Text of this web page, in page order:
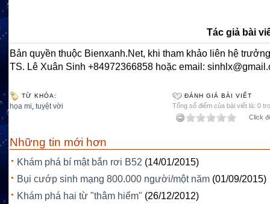
Tác giả bài
Bản quyền thuộc Bienxanh.Net, khi tham khảo liên hệ
TS. Lê Xuân Sinh +84972366858 hoặc email:
TỪ KHÓA:
họa mi, tuyệt vời
ĐÁNH GIÁ BÀI VIẾT
Tổng số điểm của bài viết là: 0
Click
Những tin mới hơn
Khám phá bí mật bắn rơi B52 (14/01/2015)
Bụi cướp sinh mạng 800.000 người/một năm (01/09/2015)
Khám phá hai từ "thâm hiểm" (26/12/2012)